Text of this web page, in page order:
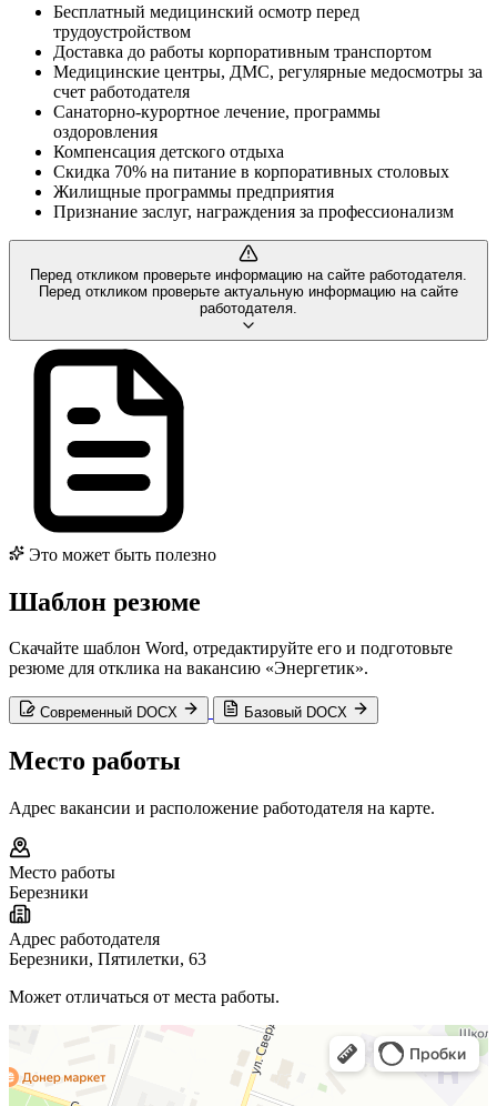
Бесплатный медицинский осмотр перед
трудоустройством
Доставка до работы корпоративным транспортом
Медицинские центры, ДМС, регулярные медосмотры за
счет работодателя
Санаторно-курортное лечение, программы
оздоровления
Компенсация детского отдыха
Скидка 70% на питание в корпоративных столовых
Жилищные программы предприятия
Признание заслуг, награждения за профессионализм
Перед откликом проверьте информацию на сайте работодателя.
Перед откликом проверьте актуальную информацию на сайте
работодателя.
Это может быть полезно
Шаблон резюме
Скачайте шаблон Word, отредактируйте его и подготовьте
резюме для отклика на вакансию «Энергетик».
Современный DOCX Базовый DOCX
Место работы
Адрес вакансии и расположение работодателя на карте.
Место работы
Березники
Адрес работодателя
Березники, Пятилетки, 63
Может отличаться от места работы.